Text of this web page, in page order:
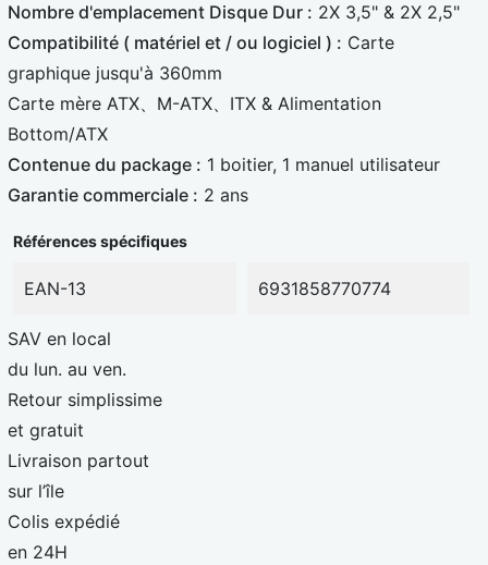
Nombre d'emplacement Disque Dur : 2X 3,5" & 2X 2,5"
Compatibilité ( matériel et / ou logiciel ) : Carte
graphique jusqu'à 360mm
Carte mère ATX、M-ATX、ITX & Alimentation
Bottom/ATX
Contenue du package : 1 boitier, 1 manuel utilisateur
Garantie commerciale : 2 ans
Références spécifiques
EAN-13 6931858770774
SAV en local
du lun. au ven.
Retour simplissime
et gratuit
Livraison partout
sur l’île
Colis expédié
en 24H